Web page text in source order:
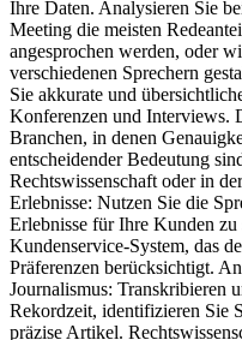
Ihre Daten. Analysieren Sie
Meeting die meisten
angesprochen werden, oder
verschiedenen Sprechern
Sie akkurate und
Konferenzen und Interviews.
Branchen, in denen
entscheidender Bedeutung
Rechtswissenschaft oder in
Erlebnisse: Nutzen Sie die
Erlebnisse für Ihre Kunden
Kundenservice-System, das
Präferenzen berücksichtigt.
Journalismus: Transkribieren
Rekordzeit, identifizieren Sie
präzise Artikel.